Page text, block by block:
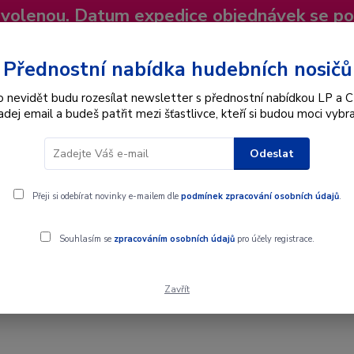
Datum expedice objednávek se
Hledat
Interpret Dárkové poukazy
Joseph Haydn, Ludwig van Beethoven - The World Of
Franz Schubert, Joseph Haydn,
Přednostní nabídka hudebních nosičů
nevidět budu rozesílat newsletter s přednostní nabídkou LP a
email a budeš patřit mezi šťastlivce, kteří si budou moci
Odeslat
Přeji si odebírat novinky e-mailem dle podmínek zpracování osobních údajů.
Souhlasím se zpracováním osobních údajůpro účely registrace.
Zavřít